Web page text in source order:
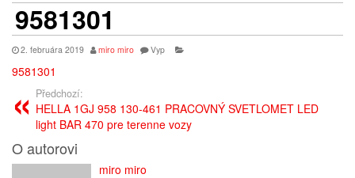
9581301
2. februára 2019 miro miro Vyp
9581301
Předchozí:
HELLA 1GJ 958 130-461 PRACOVNÝ SVETLOMET LED
light BAR 470 pre terenne vozy
O autorovi
miro miro